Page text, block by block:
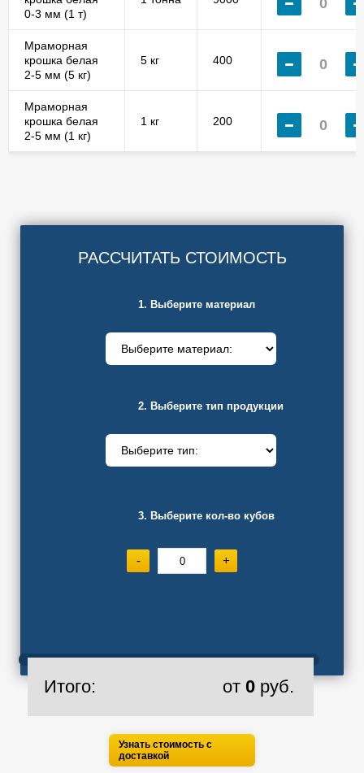
0-3 мм (1 т)
Мраморная
крошка белая
2-5 мм (5 кг)
5 кг 400
Мраморная
крошка белая
2-5 мм (1 кг)
1 кг 200
РАССЧИТАТЬ СТОИМОСТЬ
1. Выберите материал
2. Выберите тип продукции
3. Выберите кол-во кубов
- +
Итого: от 0 руб.
Узнать стоимость с
доставкой